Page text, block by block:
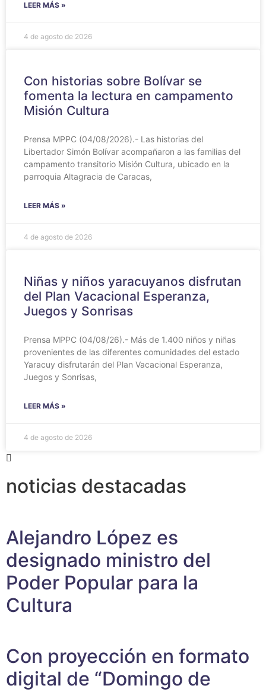
LEER MÁS »
4 de agosto de 2026
Con historias sobre Bolívar se
fomenta la lectura en campamento
Misión Cultura
Prensa MPPC (04/08/2026).- Las historias del
Libertador Simón Bolívar acompañaron a las familias del
campamento transitorio Misión Cultura, ubicado en la
parroquia Altagracia de Caracas,
LEER MÁS »
4 de agosto de 2026
Niñas y niños yaracuyanos disfrutan
del Plan Vacacional Esperanza,
Juegos y Sonrisas
Prensa MPPC (04/08/26).- Más de 1.400 niños y niñas
provenientes de las diferentes comunidades del estado
Yaracuy disfrutarán del Plan Vacacional Esperanza,
Juegos y Sonrisas,
LEER MÁS »
4 de agosto de 2026
noticias destacadas
Alejandro López es
designado ministro del
Poder Popular para la
Cultura
Con proyección en formato
digital de “Domingo de